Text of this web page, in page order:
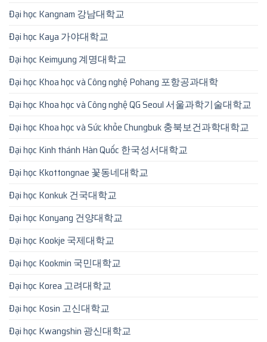
Đại học Kangnam 강남대학교
Đại học Kaya 가야대학교
Đại học Keimyung 계명대학교
Đại học Khoa học và Công nghệ Pohang 포항공과대학
Đại học Khoa học và Công nghệ QG Seoul 서울과학기술대학교
Đại học Khoa học và Sức khỏe Chungbuk 충북보건과학대학교
Đại học Kinh thánh Hàn Quốc 한국성서대학교
Đại học Kkottongnae 꽃동네대학교
Đại học Konkuk 건국대학교
Đại học Konyang 건양대학교
Đại học Kookje 국제대학교
Đại học Kookmin 국민대학교
Đại học Korea 고려대학교
Đại học Kosin 고신대학교
Đại học Kwangshin 광신대학교